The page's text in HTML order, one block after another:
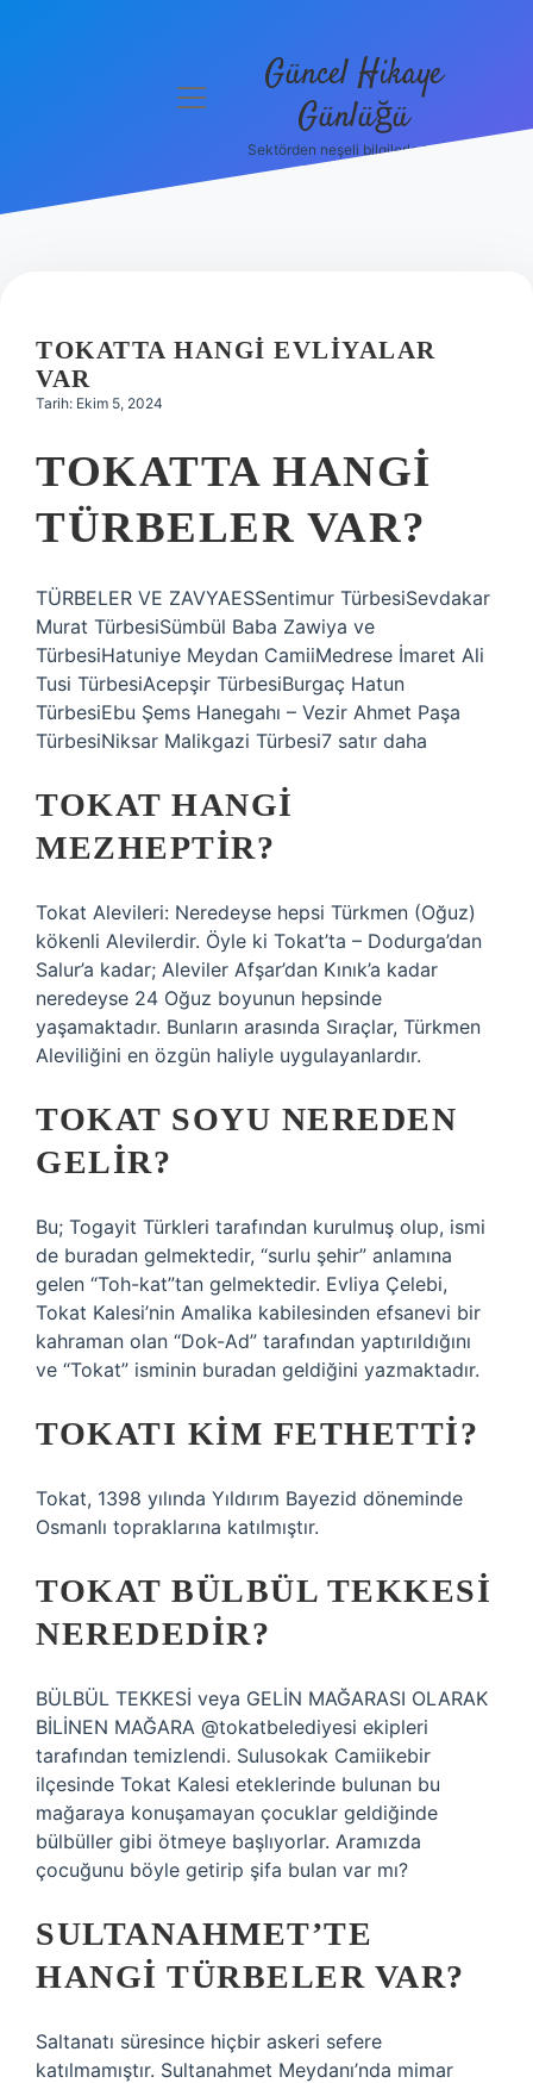
Hakkımızda
menüyü
Güncel Hikaye
Günlüğü
Sektörden neşeli bilgilerle tanış!
TOKATTA HANGI EVLIYALAR
VAR
Tarih: Ekim 5, 2024
TOKATTA HANGI
TÜRBELER VAR?
TÜRBELER VE ZAVYAESSentimur TürbesiSevdakar
Murat TürbesiSümbül Baba Zawiya ve
TürbesiHatuniye Meydan CamiiMedrese İmaret Ali
Tusi TürbesiAcepşir TürbesiBurgaç Hatun
TürbesiEbu Şems Hanegahı – Vezir Ahmet Paşa
TürbesiNiksar Malikgazi Türbesi7 satır daha
TOKAT HANGI
MEZHEPTIR?
Tokat Alevileri: Neredeyse hepsi Türkmen (Oğuz)
kökenli Alevilerdir. Öyle ki Tokat’ta – Dodurga’dan
Salur’a kadar; Aleviler Afşar’dan Kınık’a kadar
neredeyse 24 Oğuz boyunun hepsinde
yaşamaktadır. Bunların arasında Sıraçlar, Türkmen
Aleviliğini en özgün haliyle uygulayanlardır.
TOKAT SOYU NEREDEN
GELIR?
Bu; Togayit Türkleri tarafından kurulmuş olup, ismi
de buradan gelmektedir, “surlu şehir” anlamına
gelen “Toh-kat”tan gelmektedir. Evliya Çelebi,
Tokat Kalesi’nin Amalika kabilesinden efsanevi bir
kahraman olan “Dok-Ad” tarafından yaptırıldığını
ve “Tokat” isminin buradan geldiğini yazmaktadır.
TOKATI KIM FETHETTI?
Tokat, 1398 yılında Yıldırım Bayezid döneminde
Osmanlı topraklarına katılmıştır.
TOKAT BÜLBÜL TEKKESI
NEREDEDIR?
BÜLBÜL TEKKESİ veya GELİN MAĞARASI OLARAK
BİLİNEN MAĞARA @tokatbelediyesi ekipleri
tarafından temizlendi. Sulusokak Camiikebir
ilçesinde Tokat Kalesi eteklerinde bulunan bu
mağaraya konuşamayan çocuklar geldiğinde
bülbüller gibi ötmeye başlıyorlar. Aramızda
çocuğunu böyle getirip şifa bulan var mı?
SULTANAHMET’TE
HANGI TÜRBELER VAR?
Saltanatı süresince hiçbir askeri sefere
katılmamıştır. Sultanahmet Meydanı’nda mimar